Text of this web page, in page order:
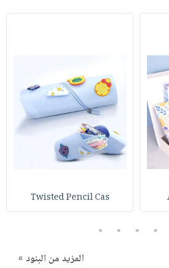
Twisted Pencil Cas
2
3
4
5
المزيد من البنود »